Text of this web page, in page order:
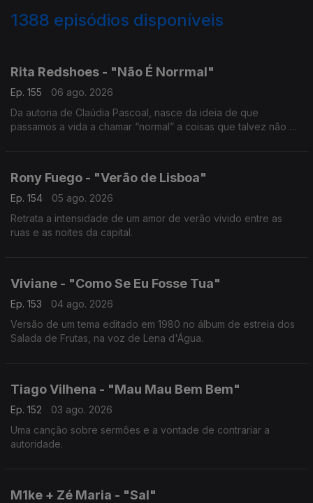
1388 episódios disponíveis
Rita Redshoes - "Não É Norrmal"
Ep. 155
06 ago. 2026
Da autoria de Claúdia Pascoal, nasce da ideia de que
passamos a vida a chamar “normal” a coisas que talvez não o
Rony Fuego - "Verão de Lisboa"
Ep. 154
05 ago. 2026
Retrata a intensidade de um amor de verão vivido entre as
ruas e as noites da capital.
Viviane - "Como Se Eu Fosse Tua"
Ep. 153
04 ago. 2026
Versão de um tema editado em 1980 no álbum de estreia dos
Salada de Frutas, na voz de Lena d'Água.
Tiago Vilhena - "Mau Mau Bem Bem"
Ep. 152
03 ago. 2026
Uma canção sobre sermões e a vontade de contrariar a
autoridade.
M1ke + Zé Maria - "Sal"